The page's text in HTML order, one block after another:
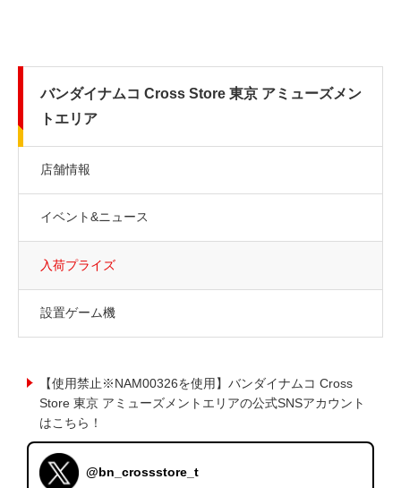
バンダイナムコ Cross Store 東京 アミューズメン
トエリア
店舗情報
イベント&ニュース
入荷プライズ
設置ゲーム機
【使用禁止※NAM00326を使用】バンダイナムコ Cross
Store 東京 アミューズメントエリアの公式SNSアカウント
はこちら！
@bn_crossstore_t